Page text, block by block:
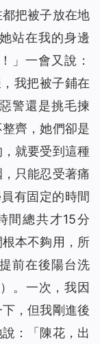
把被子放在地
站在我的身邊
」一會又說：
我把被子鋪在
警還是挑毛揀
齊，她們卻是
就要受到這種
只能忍受著痛
有固定的時間
間總共才15分
本不夠用，所
前在後陽台洗
。一次，我因
，但我剛進後
：「陳花，出